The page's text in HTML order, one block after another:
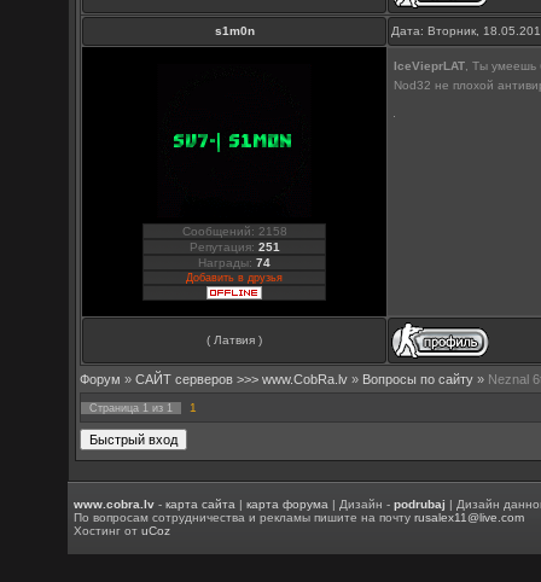
s1m0n Дата: Вторник,
Сообщений: 2158
Репутация: 251
Награды:74
Добавить в друзья
IceVieprLAT, Ты умеешь
Nod32 не плохой
( Латвия )
Форум » САЙТ серверов >>> www.CobRa.lv » Вопросы по сайту » Neznal
Страница 1 из 1 1
www.cobra.lv -карта сайта |карта форума | Дизайн -podrubaj | Дизайн
По вопросам сотрудничества и рекламы пишите на почтуrusalex11@live.com
Хостинг отuCoz